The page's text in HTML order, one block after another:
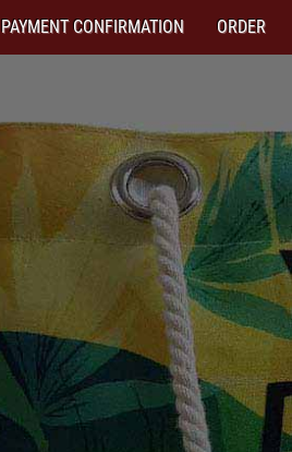
PAYMENT CONFIRMATION ORDER